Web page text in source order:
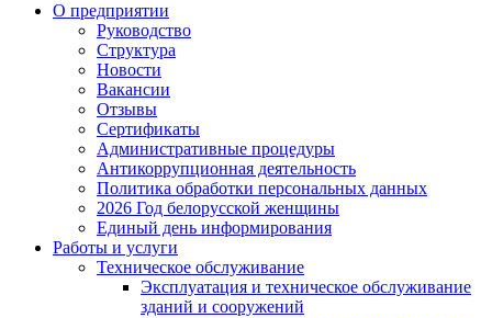
О предприятии
Руководство
Структура
Новости
Вакансии
Отзывы
Сертификаты
Административные процедуры
Антикоррупционная деятельность
Политика обработки персональных данных
2026 Год белорусской женщины
Единый день информирования
Работы и услуги
Техническое обслуживание
Эксплуатация и техническое обслуживание
зданий и сооружений